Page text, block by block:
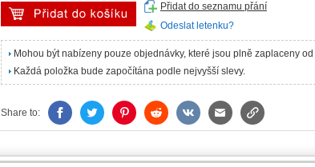
Přidat do seznamu přání
Odeslat letenku?
Mohou být nabízeny pouze objednávky, které jsou plně zaplaceny od
Každá položka bude započítána podle nejvyšší slevy.
Share to: